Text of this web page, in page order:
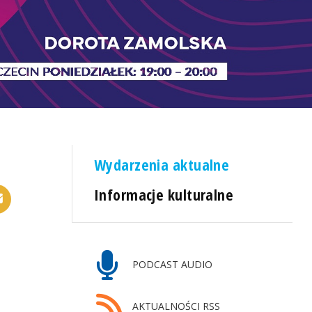
Wydarzenia aktualne
Informacje kulturalne
PODCAST AUDIO
AKTUALNOŚCI RSS